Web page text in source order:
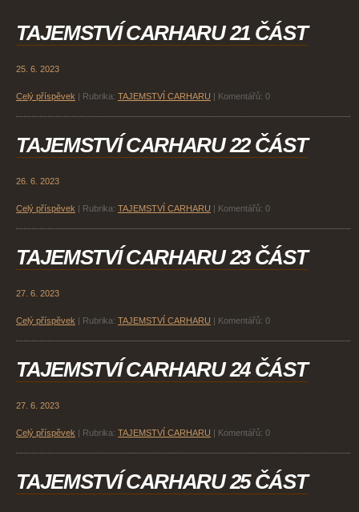
TAJEMSTVÍ CARHARU 21 ČÁST
25. 6. 2023
Celý příspěvek Rubrika: TAJEMSTVÍ CARHARU Komentářů: 0
TAJEMSTVÍ CARHARU 22 ČÁST
26. 6. 2023
Celý příspěvek Rubrika: TAJEMSTVÍ CARHARU Komentářů: 0
TAJEMSTVÍ CARHARU 23 ČÁST
27. 6. 2023
Celý příspěvek Rubrika: TAJEMSTVÍ CARHARU Komentářů: 0
TAJEMSTVÍ CARHARU 24 ČÁST
27. 6. 2023
Celý příspěvek Rubrika: TAJEMSTVÍ CARHARU Komentářů: 0
TAJEMSTVÍ CARHARU 25 ČÁST